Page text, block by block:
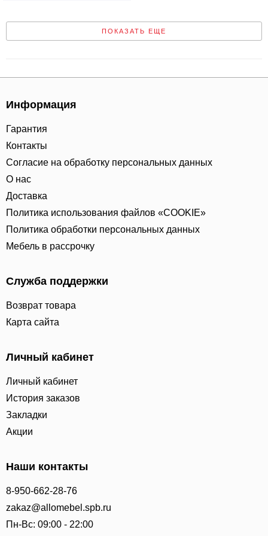
ПОКАЗАТЬ ЕЩЕ
Информация
Гарантия
Контакты
Согласие на обработку персональных данных
О нас
Доставка
Политика использования файлов «COOKIE»
Политика обработки персональных данных
Мебель в рассрочку
Служба поддержки
Возврат товара
Карта сайта
Личный кабинет
Личный кабинет
История заказов
Закладки
Акции
Наши контакты
8-950-662-28-76
zakaz@allomebel.spb.ru
Пн-Вс: 09:00 - 22:00